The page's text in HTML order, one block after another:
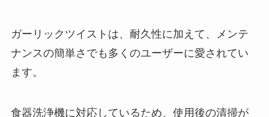
ガーリックツイストは、耐久性に加えて、メンテ
ナンスの簡単さでも多くのユーザーに愛されてい
ます。
食器洗浄機に対応しているため、使用後の清掃が